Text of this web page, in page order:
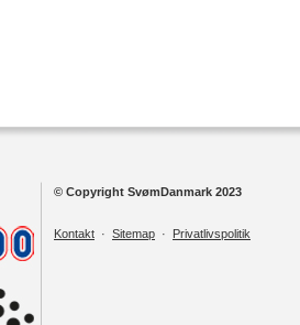
© Copyright SvømDanmark 2023
Kontakt · Sitemap · Privatlivspolitik